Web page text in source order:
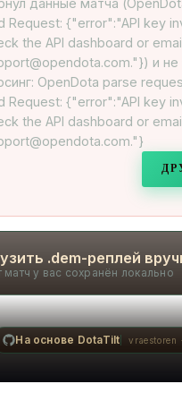
данные матча
Request: {"error":"API key
the API dashboard or
и не
OpenDota parse
Request: {"error":"API key
the API dashboard or
.dem-реплей
матч у вас сохранён локально
На основе DotaTilt vraestoren